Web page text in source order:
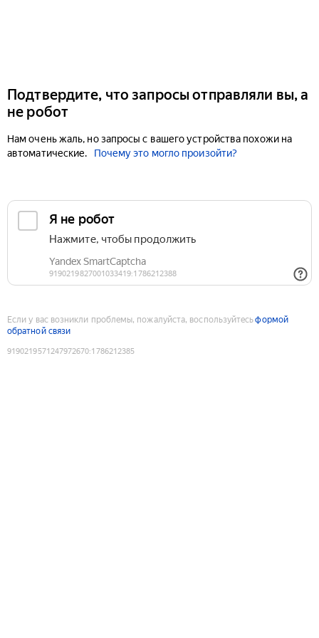
Подтвердите, что запросы отправляли вы, а
не робот
Нам очень жаль, но запросы с вашего устройства похожи на
автоматические.
Почему это могло произойти?
Если у вас возникли проблемы, пожалуйста, воспользуйтесьформой
обратной связи
9190219571247972670:1786212385